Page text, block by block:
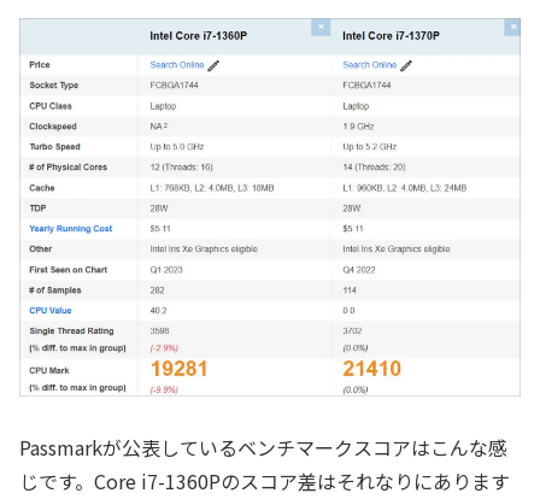
Passmarkが公表しているベンチマークスコアはこんな感
じです。Core i7-1360Pのスコア差はそれなりにあります